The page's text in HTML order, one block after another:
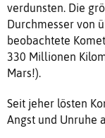
verdunsten. Die
Durchmesser von
beobachtete
330 Millionen
Mars!).
Seit jeher lösten
Angst und Unruhe